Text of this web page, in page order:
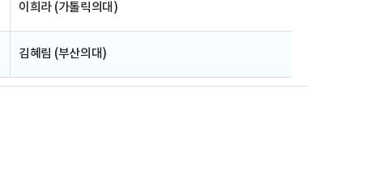
이희라 (가톨릭의대)
김혜림 (부산의대)